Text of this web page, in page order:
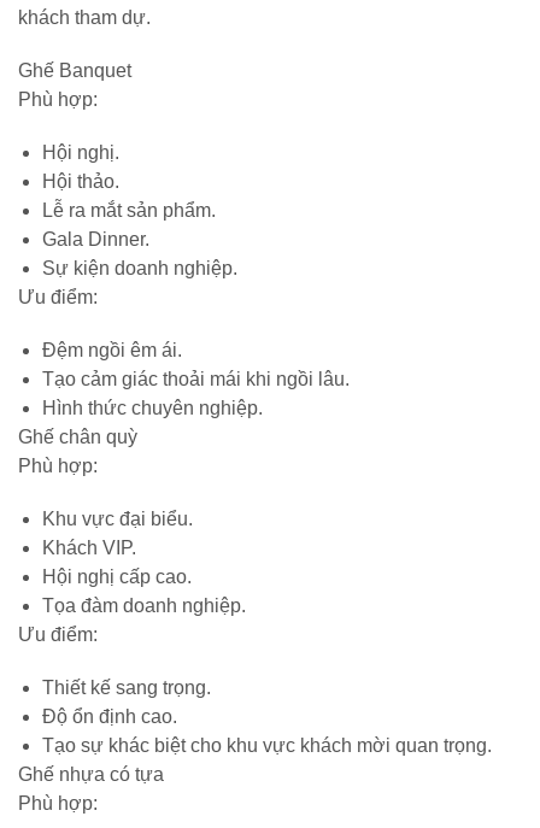
khách tham dự.
Ghế Banquet
Phù hợp:
Hội nghị.
Hội thảo.
Lễ ra mắt sản phẩm.
Gala Dinner.
Sự kiện doanh nghiệp.
Ưu điểm:
Đệm ngồi êm ái.
Tạo cảm giác thoải mái khi ngồi lâu.
Hình thức chuyên nghiệp.
Ghế chân quỳ
Phù hợp:
Khu vực đại biểu.
Khách VIP.
Hội nghị cấp cao.
Tọa đàm doanh nghiệp.
Ưu điểm:
Thiết kế sang trọng.
Độ ổn định cao.
Tạo sự khác biệt cho khu vực khách mời quan trọng.
Ghế nhựa có tựa
Phù hợp: